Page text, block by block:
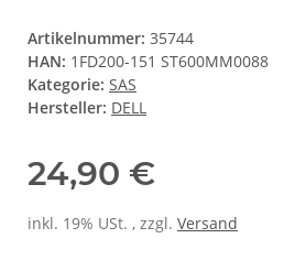
Artikelnummer: 35744
HAN: 1FD200-151 ST600MM0088
Kategorie: SAS
Hersteller: DELL
24,90 €
inkl. 19% USt. , zzgl. Versand